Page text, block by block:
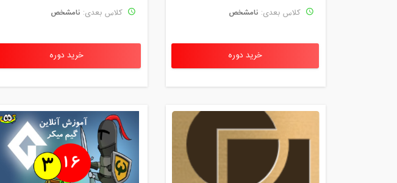
کلاس بعدی: نامشخص
خرید دوره
کلاس بعدی: نامشخص
خرید دوره